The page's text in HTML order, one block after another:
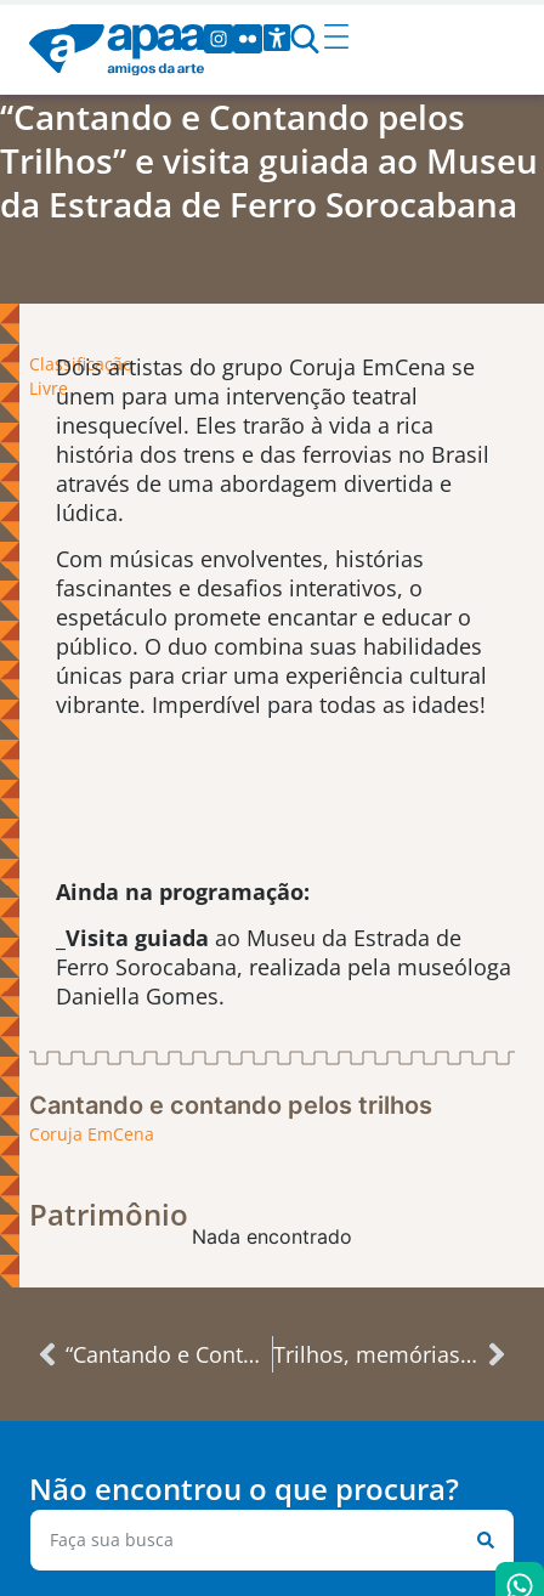
“Cantando e Contando pelos
Trilhos” e visita guiada ao Museu
da Estrada de Ferro Sorocabana
Classificação
Livre
Dois artistas do grupo Coruja EmCena se
unem para uma intervenção teatral
inesquecível. Eles trarão à vida a rica
história dos trens e das ferrovias no Brasil
através de uma abordagem divertida e
lúdica.
Com músicas envolventes, histórias
fascinantes e desafios interativos, o
espetáculo promete encantar e educar o
público. O duo combina suas habilidades
únicas para criar uma experiência cultural
vibrante. Imperdível para todas as idades!
Ainda na programação:
_Visita guiada ao Museu da Estrada de
Ferro Sorocabana, realizada pela museóloga
Daniella Gomes.
Cantando e contando pelos trilhos
Coruja EmCena
Patrimônio
Nada encontrado
“Cantando e Contando pelos Trilhos”, visita a Oficina dos Bondes e Walking Tour pelo Complexo Ferroviário Trilhos, memórias e cantorias
Não encontrou o que procura?